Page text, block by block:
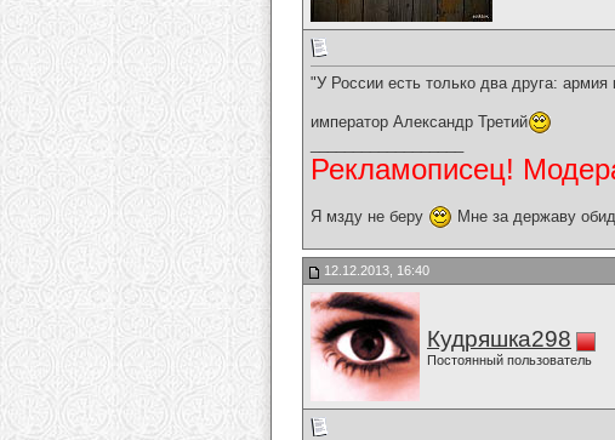
"У России есть только два друга:
император Александр Третий
Рекламописец!
Я мзду не беру Мне за державу
12.12.2013, 16:40
Кудряшка298
Постоянный пользователь